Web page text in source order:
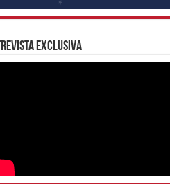
Exclusiva